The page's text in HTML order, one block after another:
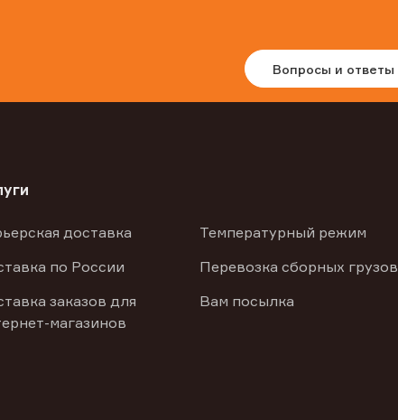
Вопросы и ответы
доставка
по России
заказов для
магазинов
Температурный режим
Перевозка сборных грузов
Вам посылка